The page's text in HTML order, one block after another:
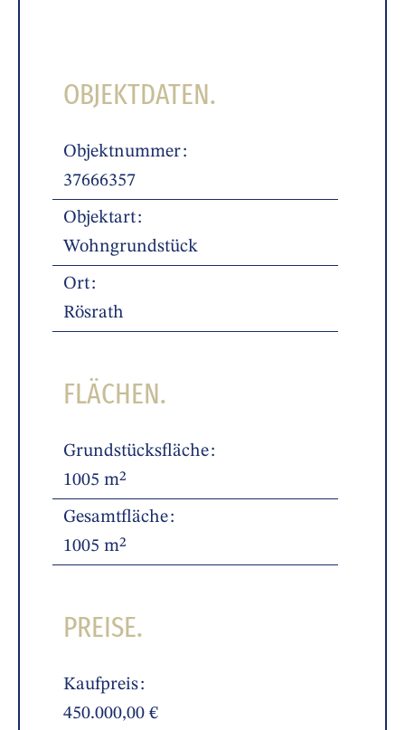
OBJEKTDATEN.
Objektnummer
37666357
Objektart
Wohngrundstück
Ort
Rösrath
FLÄCHEN.
Grundstücksfläche
1005 m²
Gesamtfläche
1005 m²
PREISE.
Kaufpreis
450.000,00 €